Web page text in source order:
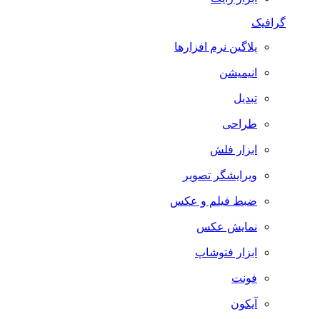
گرافیک
پلاگین نرم افزارها
انیمیشن
تبدیل
طراحی
ابزار فلش
ویرایشگر تصویر
ضبط فيلم و عكس
نمایش عکس
ابزار فتوشاپ
فونت
آیکون